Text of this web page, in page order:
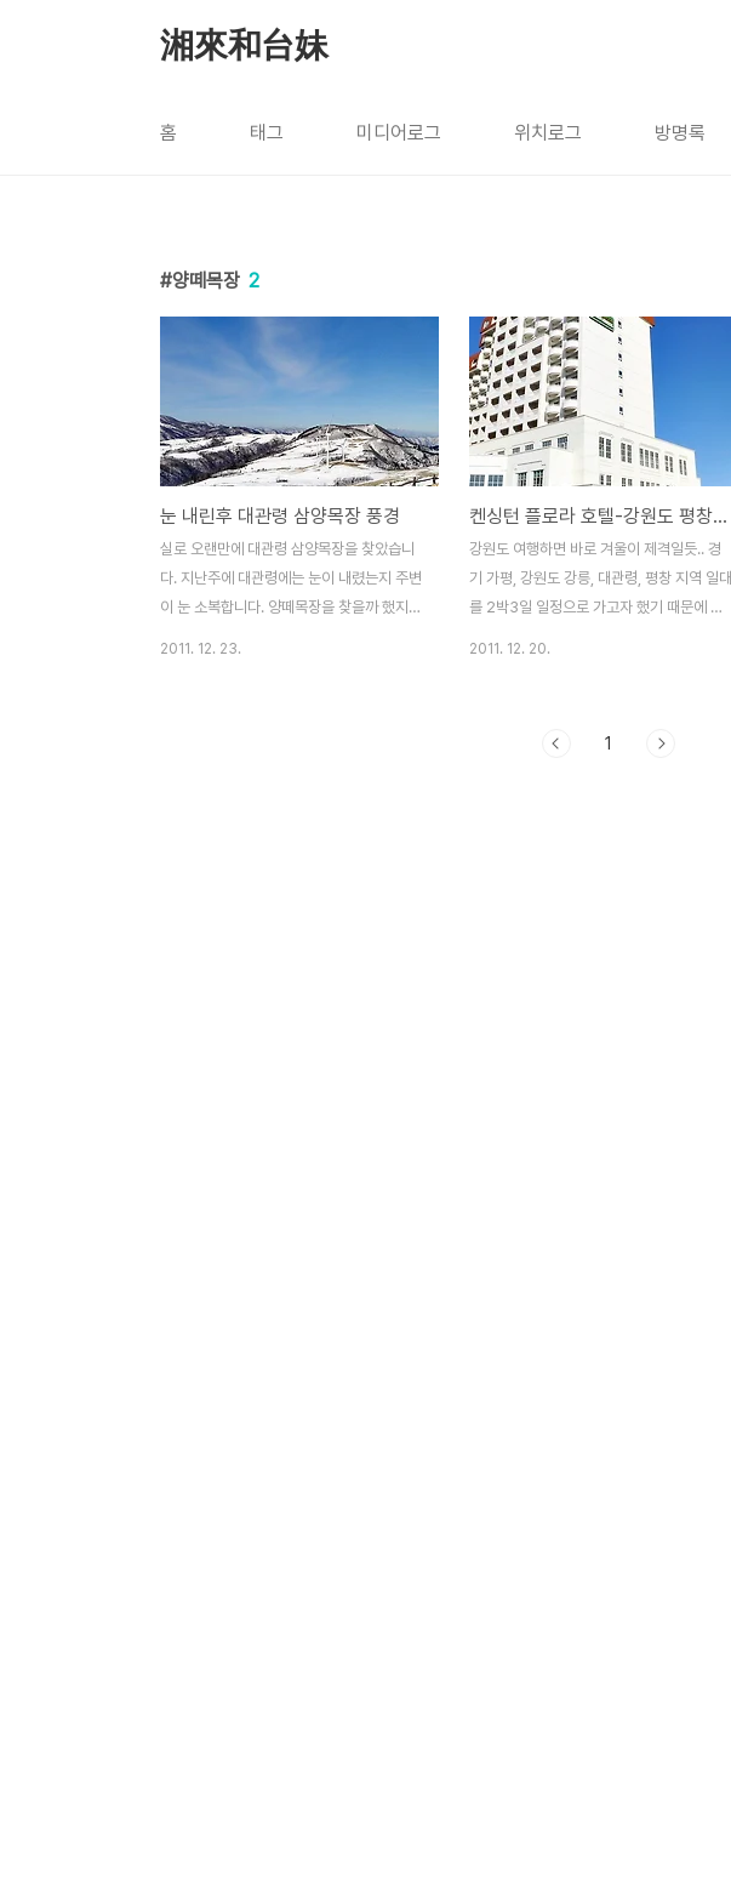
湘來和台妹
홈 태그 미디어로그 위치로그 방명록
양떼목장 2
눈 내린후 대관령 삼양목장 풍경
실로 오랜만에 대관령 삼양목장을 찾았습니
다. 지난주에 대관령에는 눈이 내렸는지 주변
이 눈 소복합니다. 양떼목장을 찾을까 했지만
2011. 12. 23.
켄싱턴 플로라 호텔-강원도 평창여행
강원도 여행하면 바로 겨울이 제격일듯.. 경
기 가평, 강원도 강릉, 대관령, 평창 지역 일대
를 2박3일 일정으로 가고자 했기 때문에 평
저기 돌아다니고 저녁일정으로 아침고요수목
2011. 12. 20.
1